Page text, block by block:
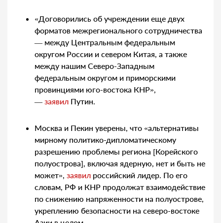
«Договорились об учреждении еще двух
форматов межрегионального сотрудничества
— между Центральным федеральным
округом России и севером Китая, а также
между нашим Северо-Западным
федеральным округом и приморскими
провинциями юго-востока КНР»,
— заявил Путин.
Москва и Пекин уверены, что «альтернативы
мирному политико-дипломатическому
разрешению проблемы региона [Корейского
полуострова], включая ядерную, нет и быть не
может», заявил российский лидер. По его
словам, РФ и КНР продолжат взаимодействие
по снижению напряженности на полуострове,
укреплению безопасности на северо-востоке